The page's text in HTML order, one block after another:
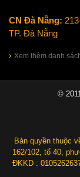
CN Đà Nẵng:
TP. Đà Nẵng
Xem thêm danh
© 2011
Bản quyền thuộc
162/102, tổ 40,
ĐKKD :